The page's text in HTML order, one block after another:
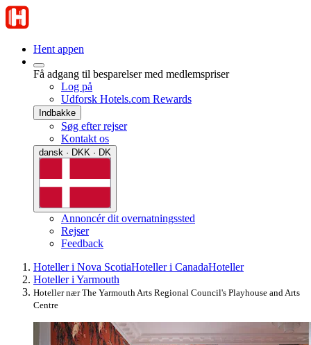
Hent appen
Få adgang til besparelser med medlemspriser
Log på
Udforsk Hotels.com Rewards
Indbakke
Søg efter rejser
Kontakt os
dansk · DKK · DK
Annoncér dit overnatningssted
Rejser
Feedback
Hoteller i Nova ScotiaHoteller i CanadaHoteller
Hoteller i Yarmouth
Hoteller nær The Yarmouth Arts Regional Council's Playhouse and Arts
Centre